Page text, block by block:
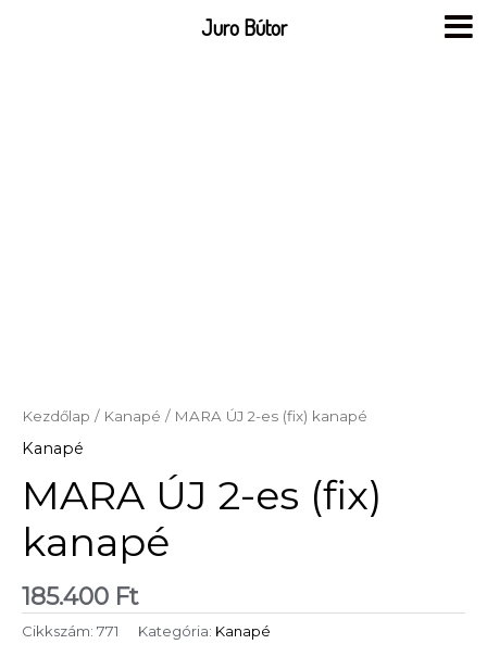
Kezdőlap / Kanapé / MARA ÚJ 2-es (fix) kanapé
Kanapé
MARA ÚJ 2-es (fix)
kanapé
185.400 Ft
Cikkszám: 771 Kategória: Kanapé
Juro Bútor